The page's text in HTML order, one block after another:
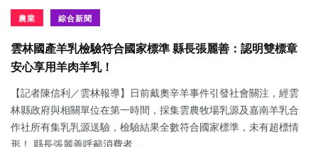
農業 綜合新聞
雲林國產羊乳檢驗符合國家標準 縣長張麗善：認明雙標章
安心享用羊肉羊乳！
【記者陳信利／雲林報導】日前戴奧辛羊事件引發社會關注，經雲
林縣政府與相關單位在第一時間，採集雲農牧場乳源及嘉南羊乳合
作社所有集乳乳源送驗，檢驗結果全數符合國家標準，未有超標情
形！ 縣長張麗善呼籲消費者...